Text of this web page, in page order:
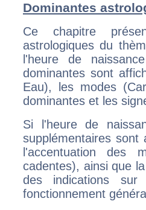
Dominantes
Ce chapitre
astrologiques du
l'heure de
dominantes sont
Eau), les modes
dominantes et les
Si l'heure de
supplémentaires sont
l'accentuation des
cadentes), ainsi que
des indications sur
fonctionnement